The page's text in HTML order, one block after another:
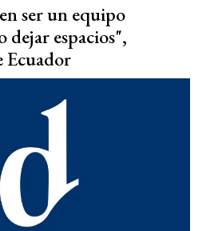
ser un equipo
dejar espacios",
Ecuador